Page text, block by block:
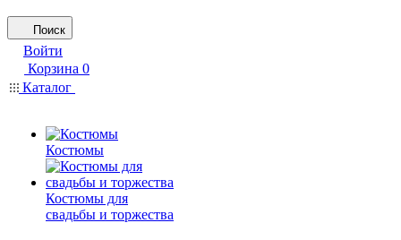
Поиск
Войти
Корзина 0
Каталог
Костюмы
Костюмы для
свадьбы и торжества